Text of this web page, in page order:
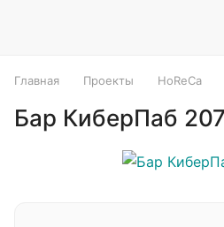
Главная Проекты HoReCa
Бар КиберПаб